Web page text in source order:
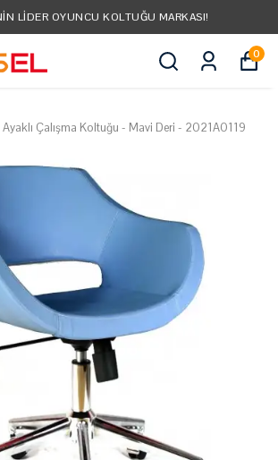
LIDER OYUNCU KOLTUĞU MARKASI!
0
Çalışma Koltuğu - Mavi Deri - 2021A0119